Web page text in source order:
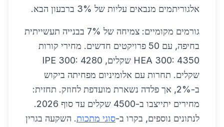
אלגוריתמים מנבאים עליות של 3% ברבעון הבא.
גורמים מקומיים: צמיחה של 7% בבנייה תעשייתית
בחיפה, עם 50 פרויקטים חדשים. מחירי קורות
HEA 300: 4350 שקלים, IPE 300: 4280
שקלים. תחרות עם אלומיניום מפחיתה ביקוש
ב-2%, אך פלדה נשארת מועדפת לחוזק. תחזית:
מחירים יתייצבו ב-4500 שקלים עד סוף 2026.
לנתונים נוספים, בקרו ב-סוגי מתכות. השקעה בגרין